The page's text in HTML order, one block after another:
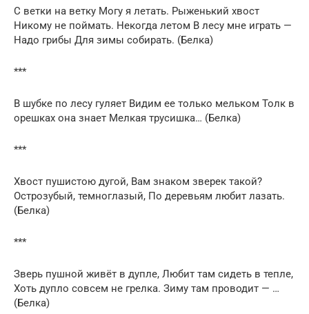
С ветки на ветку Могу я летать. Рыженький хвост
Никому не поймать. Некогда летом В лесу мне играть —
Надо грибы Для зимы собирать. (Белка)
***
В шубке по лесу гуляет Видим ее только мельком Толк в
орешках она знает Мелкая трусишка… (Белка)
***
Хвост пушистою дугой, Вам знаком зверек такой?
Острозубый, темноглазый, По деревьям любит лазать.
(Белка)
***
Зверь пушной живёт в дупле, Любит там сидеть в тепле,
Хоть дупло совсем не грелка. Зиму там проводит — …
(Белка)